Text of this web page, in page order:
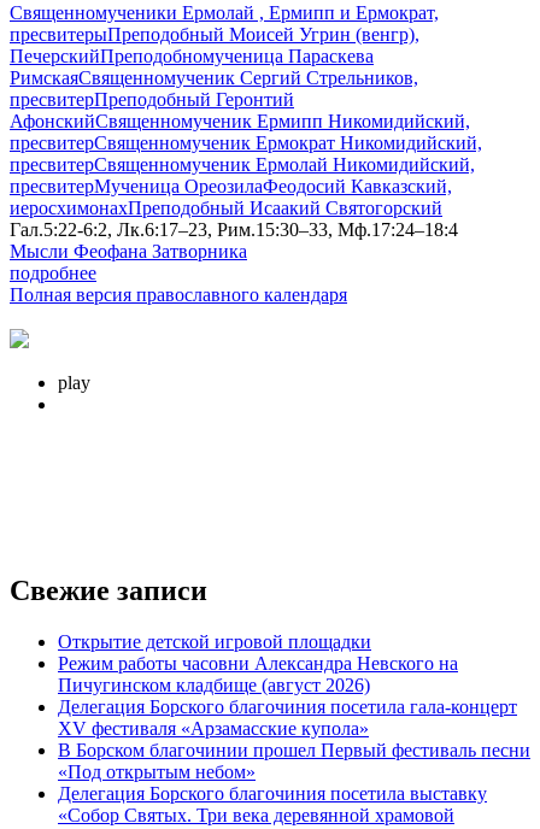
Священномученики Ермолай , Ермипп и Ермократ,
пресвитерыПреподобный Моисей Угрин (венгр),
ПечерскийПреподобномученица Параскева
РимскаяСвященномученик Сергий Стрельников,
пресвитерПреподобный Геронтий
АфонскийСвященномученик Ермипп Никомидийский,
пресвитерСвященномученик Ермократ Никомидийский,
пресвитерСвященномученик Ермолай Никомидийский,
пресвитерМученица ОреозилаФеодосий Кавказский,
иеросхимонахПреподобный Исаакий Святогорский
Гал.5:22-6:2, Лк.6:17–23, Рим.15:30–33, Мф.17:24–18:4
Мысли Феофана Затворника
подробнее
Полная версия православного календаря
play
Свежие записи
Открытие детской игровой площадки
Режим работы часовни Александра Невского на
Пичугинском кладбище (август 2026)
Делегация Борского благочиния посетила гала-концерт
XV фестиваля «Арзамасские купола»
В Борском благочинии прошел Первый фестиваль песни
«Под открытым небом»
Делегация Борского благочиния посетила выставку
«Собор Святых. Три века деревянной храмовой